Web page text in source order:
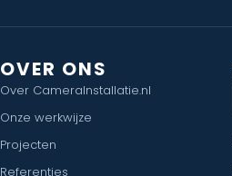
OVER ONS
Over CameraInstallatie.nl
Onze werkwijze
Projecten
Referenties